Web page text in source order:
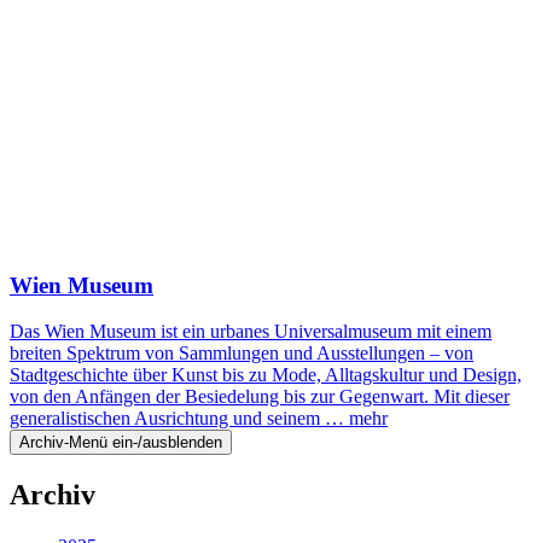
Wien Museum
Das Wien Museum ist ein urbanes Universalmuseum mit einem
breiten Spektrum von Sammlungen und Ausstellungen – von
Stadtgeschichte über Kunst bis zu Mode, Alltagskultur und Design,
von den Anfängen der Besiedelung bis zur Gegenwart. Mit dieser
generalistischen Ausrichtung und seinem … mehr
Archiv-Menü ein-/ausblenden
Archiv